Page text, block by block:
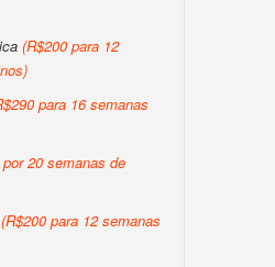
(R$200 para 12
para 16 semanas
20 semanas de
(R$200 para 12 semanas